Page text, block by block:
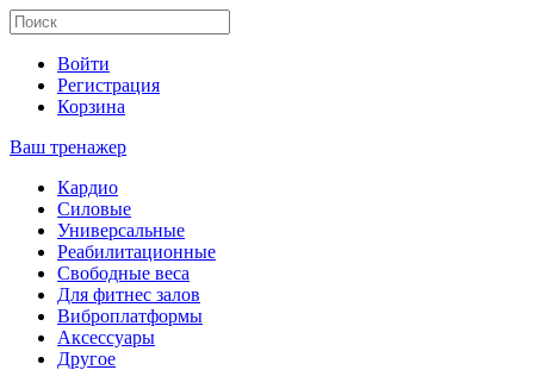
Войти
Регистрация
Корзина
Ваш тренажер
Кардио
Силовые
Универсальные
Реабилитационные
Свободные веса
Для фитнес залов
Виброплатформы
Аксессуары
Другое